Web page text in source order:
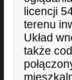
licencji
terenu
Układ
także